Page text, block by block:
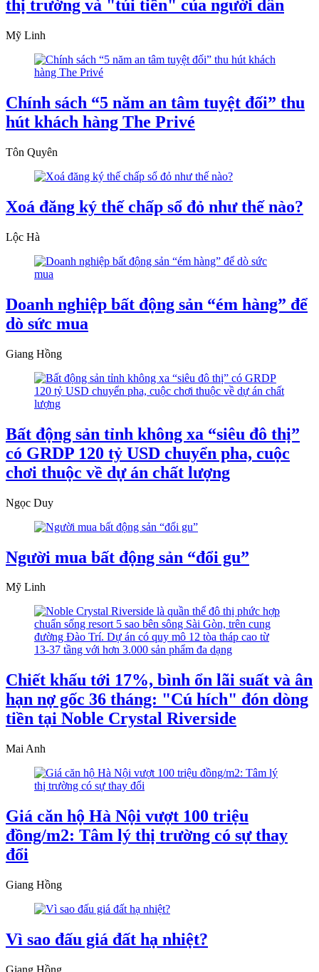
thị trường và "túi tiền" của người dân
Mỹ Linh
Chính sách “5 năm an tâm tuyệt đối” thu
hút khách hàng The Privé
Tôn Quyên
Xoá đăng ký thế chấp sổ đỏ như thế nào?
Lộc Hà
Doanh nghiệp bất động sản “ém hàng” để
dò sức mua
Giang Hồng
Bất động sản tỉnh không xa “siêu đô thị”
có GRDP 120 tỷ USD chuyển pha, cuộc
chơi thuộc về dự án chất lượng
Ngọc Duy
Người mua bất động sản “đổi gu”
Mỹ Linh
Chiết khấu tới 17%, bình ổn lãi suất và ân
hạn nợ gốc 36 tháng: "Cú hích" đón dòng
tiền tại Noble Crystal Riverside
Mai Anh
Giá căn hộ Hà Nội vượt 100 triệu
đồng/m2: Tâm lý thị trường có sự thay
đổi
Giang Hồng
Vì sao đấu giá đất hạ nhiệt?
Giang Hồng